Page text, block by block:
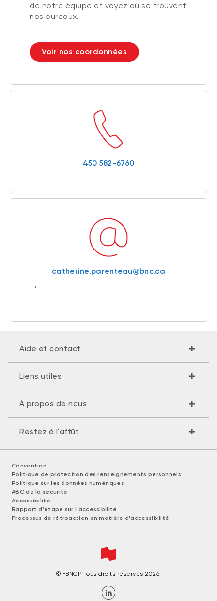
de notre équipe et voyez où se trouvent
nos bureaux.
Voir nos coordonnées
450 582-6760
catherine.parenteau@bnc.ca
Aide et contact
Liens utiles
À propos de nous
Restez à l'affût
Convention
Politique de protection des renseignements personnels
Politique sur les données numériques
ABC de la sécurité
Accessibilité
Rapport d'étape sur l'accessibilité
Processus de rétroaction en matière d'accessibilité
© FBNGP Tous droits réservés 2026.